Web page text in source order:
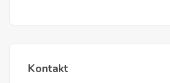
Kontakt